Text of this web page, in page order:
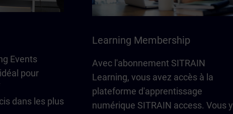
Events
pour
dans les plus
Learning Membership
Avec l'abonnement SITRAIN
Learning, vous avez accès à la
plateforme d'apprentissage
numérique SITRAIN access. Vous y